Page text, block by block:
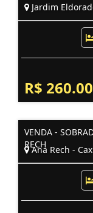
Jardim
R$
VENDA -
RECH
Ana Rech -